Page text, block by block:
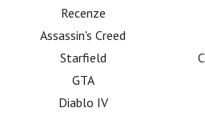
Recenze
Assassin's Creed
Starfield
GTA
Diablo IV